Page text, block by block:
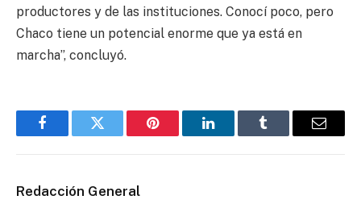
productores y de las instituciones. Conocí poco, pero
Chaco tiene un potencial enorme que ya está en
marcha”, concluyó.
FacebookTwitter Pinterest LinkedInTumblr Email
Redacción General